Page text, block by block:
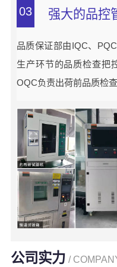
03 强大的品控
品质保证部由IQC、
生产环节的品质检查把
OQC负责出荷前品质检查
公司实力 /